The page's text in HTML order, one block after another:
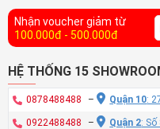
Nhận voucher giảm từ
100.000đ - 500.000đ
HỆ THỐNG 15
0878488488 – Quận 10:
0922488488 – Quận 2: